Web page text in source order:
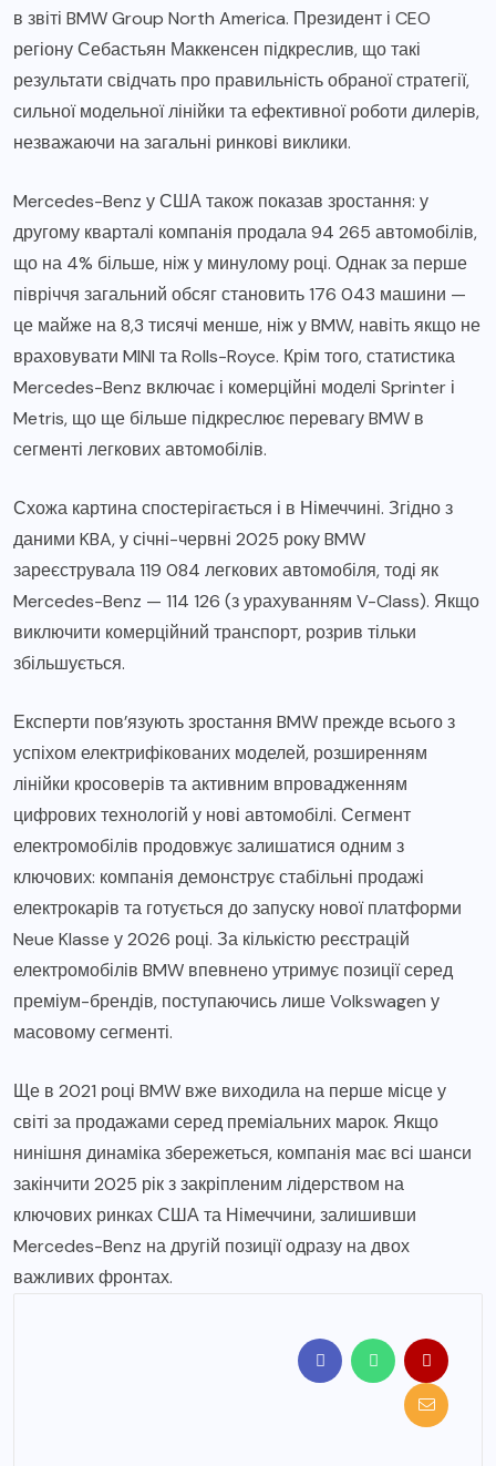
в звіті BMW Group North America. Президент і CEO
регіону Себастьян Маккенсен підкреслив, що такі
результати свідчать про правильність обраної стратегії,
сильної модельної лінійки та ефективної роботи дилерів,
незважаючи на загальні ринкові виклики.
Mercedes-Benz у США також показав зростання: у
другому кварталі компанія продала 94 265 автомобілів,
що на 4% більше, ніж у минулому році. Однак за перше
півріччя загальний обсяг становить 176 043 машини —
це майже на 8,3 тисячі менше, ніж у BMW, навіть якщо не
враховувати MINI та Rolls-Royce. Крім того, статистика
Mercedes-Benz включає і комерційні моделі Sprinter і
Metris, що ще більше підкреслює перевагу BMW в
сегменті легкових автомобілів.
Схожа картина спостерігається і в Німеччині. Згідно з
даними KBA, у січні-червні 2025 року BMW
зареєструвала 119 084 легкових автомобіля, тоді як
Mercedes-Benz — 114 126 (з урахуванням V-Class). Якщо
виключити комерційний транспорт, розрив тільки
збільшується.
Експерти пов’язують зростання BMW прежде всього з
успіхом електрифікованих моделей, розширенням
лінійки кросоверів та активним впровадженням
цифрових технологій у нові автомобілі. Сегмент
електромобілів продовжує залишатися одним з
ключових: компанія демонструє стабільні продажі
електрокарів та готується до запуску нової платформи
Neue Klasse у 2026 році. За кількістю реєстрацій
електромобілів BMW впевнено утримує позиції серед
преміум-брендів, поступаючись лише Volkswagen у
масовому сегменті.
Ще в 2021 році BMW вже виходила на перше місце у
світі за продажами серед преміальних марок. Якщо
нинішня динаміка збережеться, компанія має всі шанси
закінчити 2025 рік з закріпленим лідерством на
ключових ринках США та Німеччини, залишивши
Mercedes-Benz на другій позиції одразу на двох
важливих фронтах.